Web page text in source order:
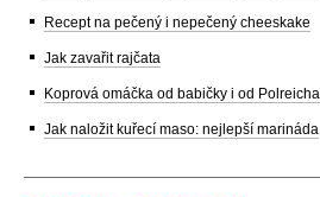
Recept na pečený i nepečený cheeskake
Jak zavařit rajčata
Koprová omáčka od babičky i od Polreicha
Jak naložit kuřecí maso: nejlepší marináda